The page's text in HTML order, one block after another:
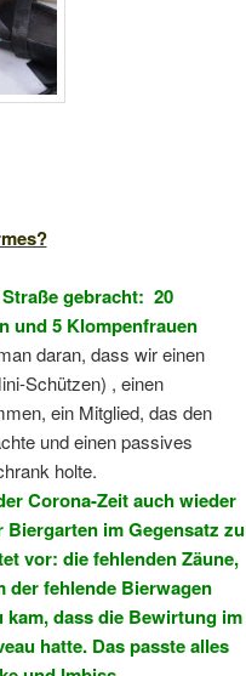
gebracht: 20
und 5 Klompenfrauen
daran, dass wir einen
Schützen) , einen
ein Mitglied, das den
und einen passives
holte.
Corona-Zeit auch wieder
im Gegensatz zu
vor: die fehlenden Zäune,
der fehlende Bierwagen
kam, dass die Bewirtung im
hatte. Das passte alles